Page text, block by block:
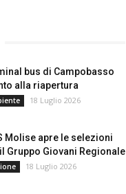
bus di Campobasso
alla riapertura
18 Luglio 2026
Molise apre le selezioni
Gruppo Giovani Regionale
18 Luglio 2026